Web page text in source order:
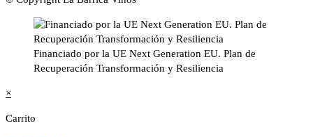
Financiado por la UE Next Generation EU. Plan de
Recuperación Transformación y Resiliencia
×
Carrito